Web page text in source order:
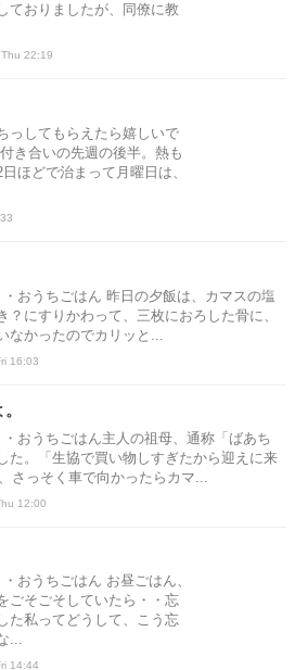
ておりましたが、同僚に教
22:19
してもらえたら嬉しいで
き合いの先週の後半。熱も
ほどで治まって月曜日は、
おうちごはん 昨日の夕飯は、カマスの塩
？にすりかわって、三枚におろした骨に、
なかったのでカリッと...
16:03
おうちごはん主人の祖母、通称「ばあち
た。「生協で買い物しすぎたから迎えに来
さっそく車で向かったらカマ...
12:00
おうちごはん お昼ごはん、
ごそごそしていたら・・忘
た私ってどうして、こう忘
...
14:44